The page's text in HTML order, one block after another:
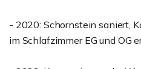
- 2020: Schornstein saniert,
im Schlafzimmer EG und OG